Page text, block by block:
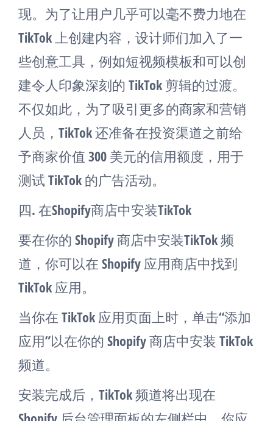
现。为了让用户几乎可以毫不费力地在
TikTok 上创建内容，设计师们加入了一
些创意工具，例如短视频模板和可以创
建令人印象深刻的 TikTok 剪辑的过渡。
不仅如此，为了吸引更多的商家和营销
人员，TikTok 还准备在投资渠道之前给
予商家价值 300 美元的信用额度，用于
测试 TikTok 的广告活动。
四. 在Shopify商店中安装TikTok
要在你的 Shopify 商店中安装TikTok 频
道，你可以在 Shopify 应用商店中找到
TikTok 应用。
当你在 TikTok 应用页面上时，单击“添加
应用”以在你的 Shopify 商店中安装 TikTok
频道。
安装完成后，TikTok 频道将出现在